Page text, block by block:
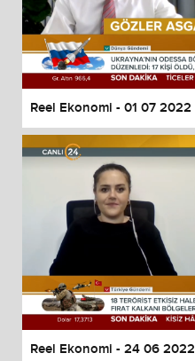
Reel Ekonomi - 01 07 2022
Reel Ekonomi - 24 06 2022